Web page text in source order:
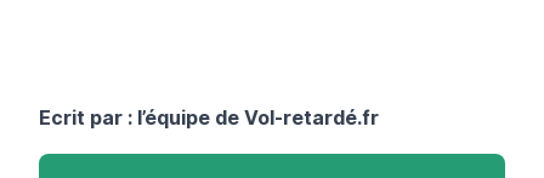
Ecrit par : l’équipe de Vol-retardé.fr